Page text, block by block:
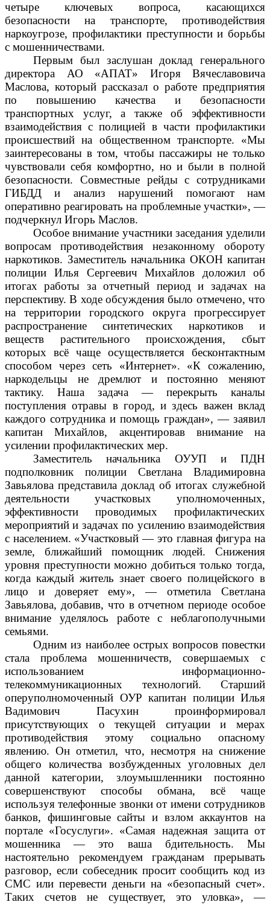
четыре ключевых вопроса, касающихся
безопасности на транспорте, противодействия
наркоугрозе, профилактики преступности и борьбы
с мошенничествами.
Первым был заслушан доклад генерального
директора АО «АПАТ» Игоря Вячеславовича
Маслова, который рассказал о работе предприятия
по повышению качества и безопасности
транспортных услуг, а также об эффективности
взаимодействия с полицией в части профилактики
происшествий на общественном транспорте. «Мы
заинтересованы в том, чтобы пассажиры не только
чувствовали себя комфортно, но и были в полной
безопасности. Совместные рейды с сотрудниками
ГИБДД и анализ нарушений помогают нам
оперативно реагировать на проблемные участки», —
подчеркнул Игорь Маслов.
Особое внимание участники заседания уделили
вопросам противодействия незаконному обороту
наркотиков. Заместитель начальника ОКОН капитан
полиции Илья Сергеевич Михайлов доложил об
итогах работы за отчетный период и задачах на
перспективу. В ходе обсуждения было отмечено, что
на территории городского округа прогрессирует
распространение синтетических наркотиков и
веществ растительного происхождения, сбыт
которых всё чаще осуществляется бесконтактным
способом через сеть «Интернет». «К сожалению,
наркодельцы не дремлют и постоянно меняют
тактику. Наша задача — перекрыть каналы
поступления отравы в город, и здесь важен вклад
каждого сотрудника и помощь граждан», — заявил
капитан Михайлов, акцентировав внимание на
усилении профилактических мер.
Заместитель начальника ОУУП и ПДН
подполковник полиции Светлана Владимировна
Завьялова представила доклад об итогах служебной
деятельности участковых уполномоченных,
эффективности проводимых профилактических
мероприятий и задачах по усилению взаимодействия
с населением. «Участковый — это главная фигура на
земле, ближайший помощник людей. Снижения
уровня преступности можно добиться только тогда,
когда каждый житель знает своего полицейского в
лицо и доверяет ему», — отметила Светлана
Завьялова, добавив, что в отчетном периоде особое
внимание уделялось работе с неблагополучными
семьями.
Одним из наиболее острых вопросов повестки
стала проблема мошенничеств, совершаемых с
использованием информационно-
телекоммуникационных технологий. Старший
оперуполномоченный ОУР капитан полиции Илья
Вадимович Пасухин проинформировал
присутствующих о текущей ситуации и мерах
противодействия этому социально опасному
явлению. Он отметил, что, несмотря на снижение
общего количества возбужденных уголовных дел
данной категории, злоумышленники постоянно
совершенствуют способы обмана, всё чаще
используя телефонные звонки от имени сотрудников
банков, фишинговые сайты и взлом аккаунтов на
портале «Госуслуги». «Самая надежная защита от
мошенника — это ваша бдительность. Мы
настоятельно рекомендуем гражданам прерывать
разговор, если собеседник просит сообщить код из
СМС или перевести деньги на «безопасный счет».
Таких счетов не существует, это уловка», —